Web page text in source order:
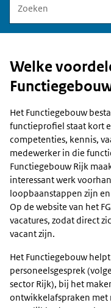
binnen
Functiegebouw
Welke
Het Functiegebouw
functieprofiel staat kort
competenties, kennis,
medewerker in die
Functiegebouw Rijk
interessant werk
loopbaanstappen zijn
Op de website van het
vacatures, zodat direct
vacant zijn.
Het Functiegebouw
personeelsgesprek
sector Rijk), bij het
ontwikkelafspraken met